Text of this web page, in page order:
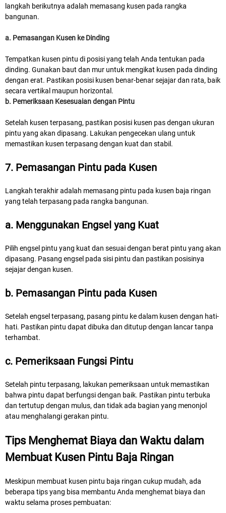
langkah berikutnya adalah memasang kusen pada rangka
bangunan.
a. Pemasangan Kusen ke Dinding
Tempatkan kusen pintu di posisi yang telah Anda tentukan pada
dinding. Gunakan baut dan mur untuk mengikat kusen pada dinding
dengan erat. Pastikan posisi kusen benar-benar sejajar dan rata, baik
secara vertikal maupun horizontal.
b. Pemeriksaan Kesesuaian dengan Pintu
Setelah kusen terpasang, pastikan posisi kusen pas dengan ukuran
pintu yang akan dipasang. Lakukan pengecekan ulang untuk
memastikan kusen terpasang dengan kuat dan stabil.
7. Pemasangan Pintu pada Kusen
Langkah terakhir adalah memasang pintu pada kusen baja ringan
yang telah terpasang pada rangka bangunan.
a. Menggunakan Engsel yang Kuat
Pilih engsel pintu yang kuat dan sesuai dengan berat pintu yang akan
dipasang. Pasang engsel pada sisi pintu dan pastikan posisinya
sejajar dengan kusen.
b. Pemasangan Pintu pada Kusen
Setelah engsel terpasang, pasang pintu ke dalam kusen dengan hati-
hati. Pastikan pintu dapat dibuka dan ditutup dengan lancar tanpa
terhambat.
c. Pemeriksaan Fungsi Pintu
Setelah pintu terpasang, lakukan pemeriksaan untuk memastikan
bahwa pintu dapat berfungsi dengan baik. Pastikan pintu terbuka
dan tertutup dengan mulus, dan tidak ada bagian yang menonjol
atau menghalangi gerakan pintu.
Tips Menghemat Biaya dan Waktu dalam
Membuat Kusen Pintu Baja Ringan
Meskipun membuat kusen pintu baja ringan cukup mudah, ada
beberapa tips yang bisa membantu Anda menghemat biaya dan
waktu selama proses pembuatan: